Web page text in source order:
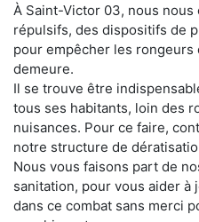
À Saint-Victor 03, nous
répulsifs, des dispositifs de
pour empêcher les
demeure.
Il se trouve être
tous ses habitants, loin des
nuisances. Pour ce faire,
notre structure de
Nous vous faisons part de
sanitation, pour vous aider
dans ce combat sans merci